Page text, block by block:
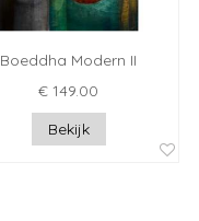
Boeddha Modern II
€ 149.00
Bekijk